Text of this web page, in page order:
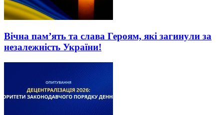
Вічна пам’ять та слава Героям, які загинули за
незалежність України!